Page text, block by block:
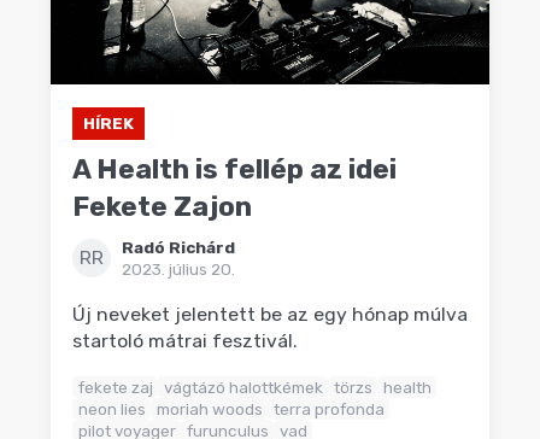
HÍREK
A Health is fellép az idei
Fekete Zajon
RR
Radó Richárd
2023. július 20.
Új neveket jelentett be az egy hónap múlva
startoló mátrai fesztivál.
fekete zaj vágtázó halottkémek törzs
health
neon lies
moriah woods
terra profonda
pilot voyager furunculus
vad